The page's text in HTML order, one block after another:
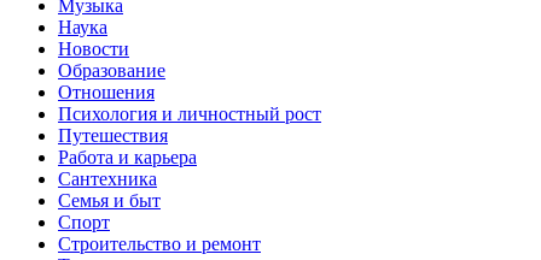
Музыка
Наука
Новости
Образование
Отношения
Психология и личностный рост
Путешествия
Работа и карьера
Сантехника
Семья и быт
Спорт
Строительство и ремонт